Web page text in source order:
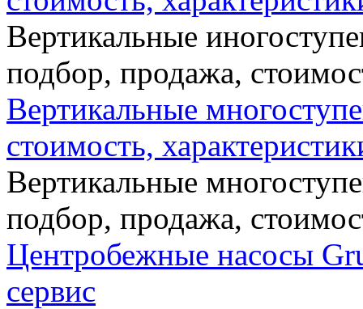
Вертикальные
подбор, продажа,
Вертикальные
стоимость,
Вертикальные
подбор, продажа,
Центробежные насосы
сервис